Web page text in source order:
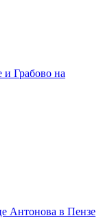
и Грабово на
Антонова в Пензе